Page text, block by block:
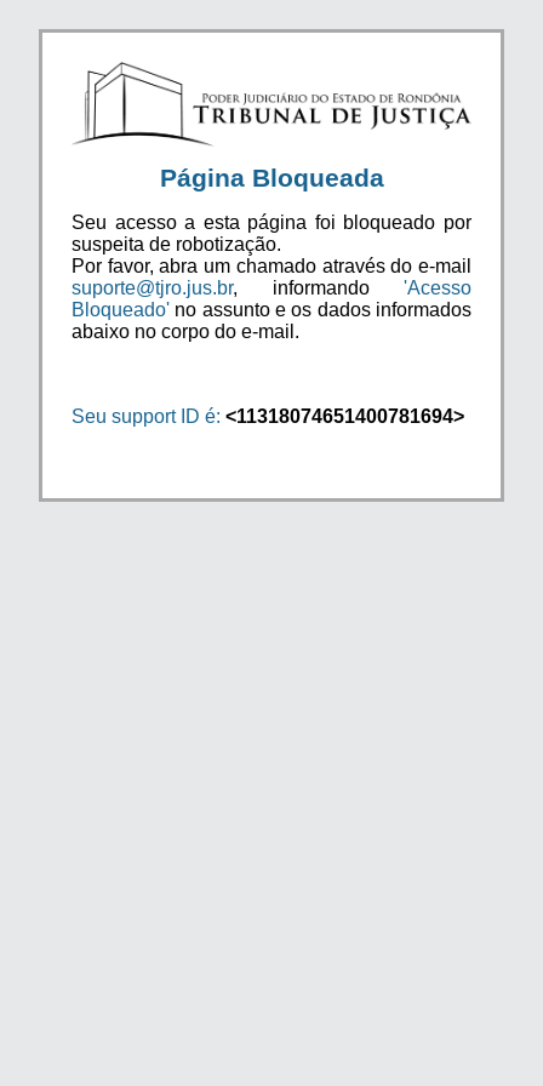
Página Bloqueada
Seu acesso a esta página foi bloqueado por
suspeita de robotização.
Por favor, abra um chamado através do e-mail
suporte@tjro.jus.br, informando 'Acesso
Bloqueado' no assunto e os dados informados
abaixo no corpo do e-mail.
Seu support ID é: <11318074651400781694>